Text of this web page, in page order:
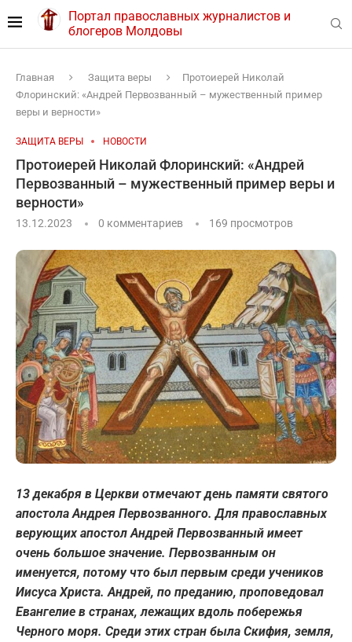
Портал православных журналистов и
блогеров Молдовы
Главная Защита веры
Протоиерей Николай
Флоринский: «Андрей Первозванный – мужественный пример
веры и верности»
ЗАЩИТА ВЕРЫ НОВОСТИ
Протоиерей Николай Флоринский: «Андрей
Первозванный – мужественный пример веры и
верности»
13.12.2023 0 комментариев 169 просмотров
13 декабря в Церкви отмечают день памяти святого
апостола Андрея Первозванного. Для православных
верующих апостол Андрей Первозванный имеет
очень большое значение. Первозванным он
именуется, потому что был первым среди учеников
Иисуса Христа. Андрей, по преданию, проповедовал
Евангелие в странах, лежащих вдоль побережья
Черного моря. Среди этих стран была Скифия, земля,